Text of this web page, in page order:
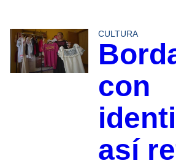
CULTURA
con
así